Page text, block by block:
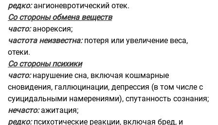
редко:ангионевротический отек.
Со стороны обмена веществ
часто:анорексия;
частота неизвестна:потеря или увеличение веса,
отеки.
Со стороны психики
часто:нарушение сна, включая кошмарные
сновидения, галлюцинации, депрессия (в том числе с
суицидальными намерениями), спутанность сознания;
нечасто:ажитация;
редко:психотические реакции, включая бред, и